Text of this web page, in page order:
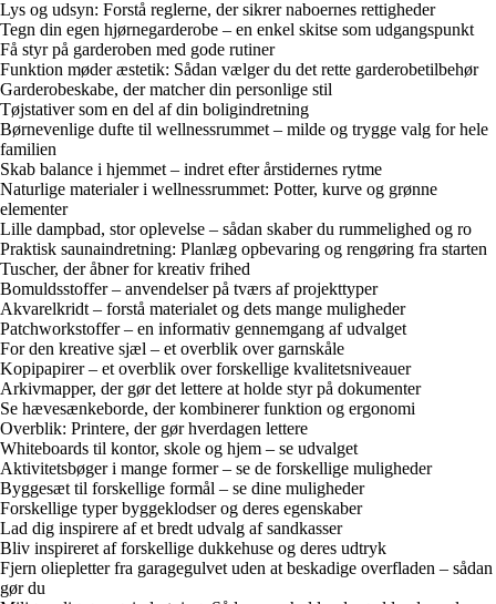
Lys og udsyn: Forstå reglerne, der sikrer naboernes rettigheder
Tegn din egen hjørnegarderobe – en enkel skitse som udgangspunkt
Få styr på garderoben med gode rutiner
Funktion møder æstetik: Sådan vælger du det rette garderobetilbehør
Garderobeskabe, der matcher din personlige stil
Tøjstativer som en del af din boligindretning
Børnevenlige dufte til wellnessrummet – milde og trygge valg for hele
familien
Skab balance i hjemmet – indret efter årstidernes rytme
Naturlige materialer i wellnessrummet: Potter, kurve og grønne
elementer
Lille dampbad, stor oplevelse – sådan skaber du rummelighed og ro
Praktisk saunaindretning: Planlæg opbevaring og rengøring fra starten
Tuscher, der åbner for kreativ frihed
Bomuldsstoffer – anvendelser på tværs af projekttyper
Akvarelkridt – forstå materialet og dets mange muligheder
Patchworkstoffer – en informativ gennemgang af udvalget
For den kreative sjæl – et overblik over garnskåle
Kopipapirer – et overblik over forskellige kvalitetsniveauer
Arkivmapper, der gør det lettere at holde styr på dokumenter
Se hævesænkeborde, der kombinerer funktion og ergonomi
Overblik: Printere, der gør hverdagen lettere
Whiteboards til kontor, skole og hjem – se udvalget
Aktivitetsbøger i mange former – se de forskellige muligheder
Byggesæt til forskellige formål – se dine muligheder
Forskellige typer byggeklodser og deres egenskaber
Lad dig inspirere af et bredt udvalg af sandkasser
Bliv inspireret af forskellige dukkehuse og deres udtryk
Fjern oliepletter fra garagegulvet uden at beskadige overfladen – sådan
gør du